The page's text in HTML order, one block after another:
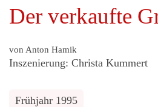
Der verkaufte
von Anton Hamik
Inszenierung: Christa Kummert
Frühjahr 1995